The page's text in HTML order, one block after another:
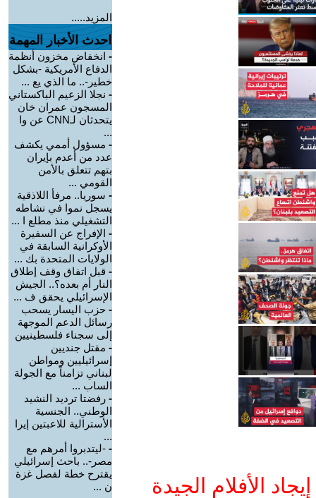
الأفلام الجيدة
المزيد.....
احدث الأخبار المهمة
- انخفاض مخزون أنظمة
الدفاع الأمريكية -بشكل
خطير-.. ما الذي يع ...
- نجلا الزعيم الباكستاني
المسجون عمران خان
يتحدثان لـCNN عن وا
...
- مسؤول أممي يكشف
عدد من أعدم بإيران
بتهم تتعلق بالأمن
القومي ...
- سوريا.. مرفأ اللاذقية
يسجل نموا في نشاطه
التشغيلي منذ مطلع ا ...
- الإفراج عن السفيرة
الأوكرانية السابقة في
الولايات المتحدة بك ...
- قبل اتفاق وقف إطلاق
النار أم بعده؟.. الجيش
الإسرائيلي يحقق ف ...
- حزب اليسار يسحب
رسائل الدعم الموجهة
إلى سجناء فلسطينيين
- مقتل جنديين
إسرائيليين ومواطن
لبناني تزامناً مع الجولة
الساب ...
- رفضتا ترديد النشيد
الوطني.. الجنسية
الأسترالية للاعبتين إيرا
...
- -ليتدبروا أمرهم مع
مصر-.. باحث إسرائيلي
يقترح خطة لفصل غزة
ن ...